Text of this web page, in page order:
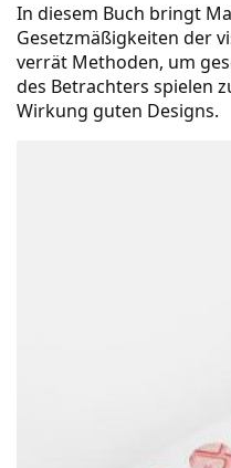
In diesem Buch bringt
Gesetzmäßigkeiten der
verrät Methoden, um
des Betrachters spielen
Wirkung guten Designs.